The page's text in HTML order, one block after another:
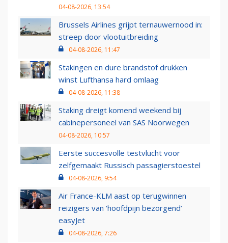
04-08-2026, 13:54
Brussels Airlines grijpt ternauwernood in:
streep door vlootuitbreiding
04-08-2026, 11:47
Stakingen en dure brandstof drukken
winst Lufthansa hard omlaag
04-08-2026, 11:38
Staking dreigt komend weekend bij
cabinepersoneel van SAS Noorwegen
04-08-2026, 10:57
Eerste succesvolle testvlucht voor
zelfgemaakt Russisch passagierstoestel
04-08-2026, 9:54
Air France-KLM aast op terugwinnen
reizigers van ‘hoofdpijn bezorgend’
easyJet
04-08-2026, 7:26